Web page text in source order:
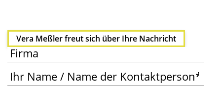
Vera Meß­ler freut sich über Ihre Nachricht